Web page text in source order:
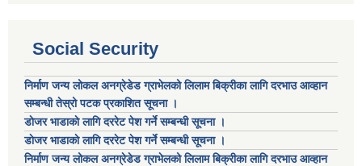
Social Security
निर्माण जन्य लोकल अनग्रेडेड ग्राभेलको लिलाम बिक्रीका लागि दरभाउ आव्हान
सम्बन्धी तेस्रो पटक प्रकाशित सूचना ।
डाेजर भाडाकाे लागि दररेट पेश गर्ने सम्बन्धी सूचना ।
डाेजर भाडाकाे लागि दररेट पेश गर्ने सम्बन्धी सूचना ।
निर्माण जन्य लोकल अनग्रेडेड ग्राभेलको लिलाम बिक्रीका लागि दरभाउ आव्हान